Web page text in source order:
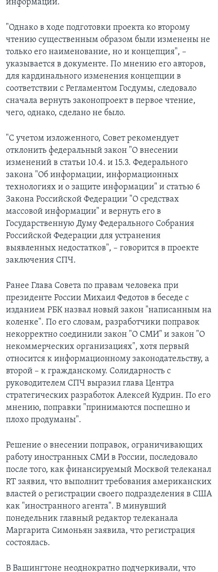
информации.
"Однако в ходе подготовки проекта ко второму
чтению существенным образом были изменены не
только его наименование, но и концепция", –
указывается в документе. По мнению его авторов,
для кардинального изменения концепции в
соответствии с Регламентом Госдумы, следовало
сначала вернуть законопроект в первое чтение,
чего, однако, сделано не было.
"С учетом изложенного, Совет рекомендует
отклонить федеральный закон "О внесении
изменений в статьи 10.4. и 15.3. Федерального
закона "Об информации, информационных
технологиях и о защите информации" и статью 6
Закона Российской Федерации "О средствах
массовой информации" и вернуть его в
Государственную Думу Федерального Собрания
Российской Федерации для устранения
выявленных недостатков", – говорится в проекте
заключения СПЧ.
Ранее Глава Совета по правам человека при
президенте России Михаил Федотов в беседе с
изданием РБК назвал новый закон "написанным на
коленке". По его словам, разработчики поправок
некорректно соединили закон "О СМИ" и закон "О
некоммерческих организациях", хотя первый
относится к информационному законодательству, а
второй – к гражданскому. Солидарность с
руководителем СПЧ выразил глава Центра
стратегических разработок Алексей Кудрин. По его
мнению, поправки "принимаются поспешно и
плохо продуманы".
Решение о внесении поправок, ограничивающих
работу иностранных СМИ в России, последовало
после того, как финансируемый Москвой телеканал
RT заявил, что выполнит требования американских
властей о регистрации своего подразделения в США
как "иностранного агента". В минувший
понедельник главный редактор телеканала
Маргарита Симоньян заявила, что регистрация
состоялась.
В Вашингтоне неоднократно подчеркивали, что